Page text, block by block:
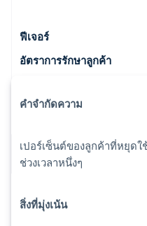
ฟีเจอร์
อัตราการรักษาลูกค้า
คำจำกัดความ
เปอร์เซ็นต์ของลูกค้าที่หยุด
ช่วงเวลาหนึ่งๆ
สิ่งที่มุ่งเน้น